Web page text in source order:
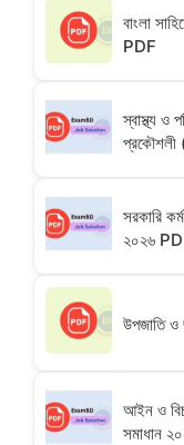
বাংলা
PDF
স্বাস্থ্য ও
প্রকৌশলী
সরকারি
২০২৬
উপজাতি ও
আইন ও
সমাধান